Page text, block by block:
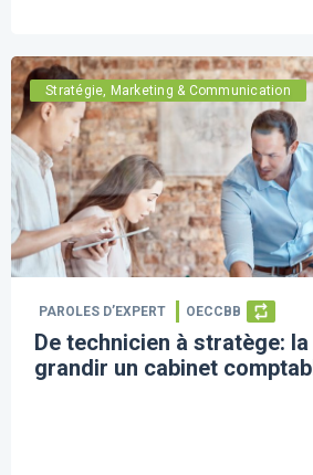
Stratégie, Marketing & Communication
PAROLES D’EXPERT OECCBB
De technicien à stratège:
grandir un cabinet